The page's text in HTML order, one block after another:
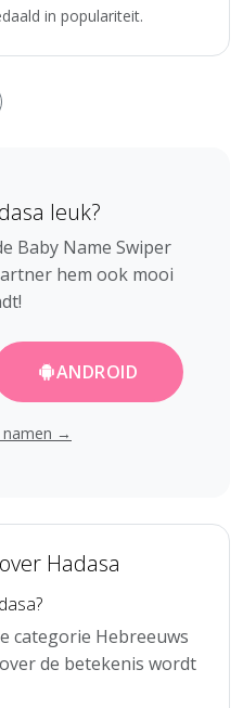
in populariteit.
leuk?
Baby Name Swiper
hem ook mooi
ANDROID
namen →
Hadasa
categorie Hebreeuws
de betekenis wordt